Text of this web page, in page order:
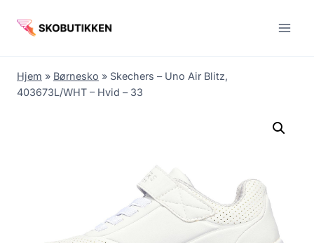
Hjem » Børnesko » Skechers – Uno Air Blitz,
403673L/WHT – Hvid – 33